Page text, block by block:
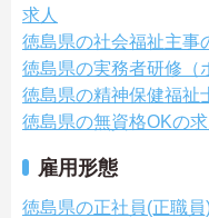
求人
徳島県の社会福祉主事
徳島県の実務者研修（
徳島県の精神保健福祉
徳島県の無資格OKの求
雇用形態
徳島県の正社員(正職員